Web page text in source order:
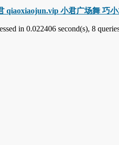
qiaoxiaojun.vip 小君广场舞 巧
in 0.022406 second(s), 8